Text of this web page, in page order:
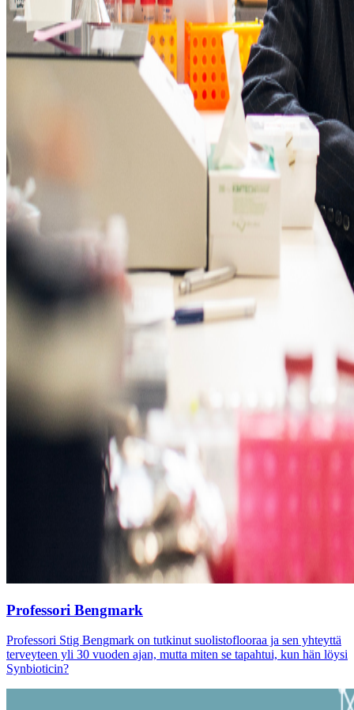
Professori Bengmark
Professori Stig Bengmark on tutkinut suolistoflooraa ja sen yhteyttä
terveyteen yli 30 vuoden ajan, mutta miten se tapahtui, kun hän löysi
Synbioticin?